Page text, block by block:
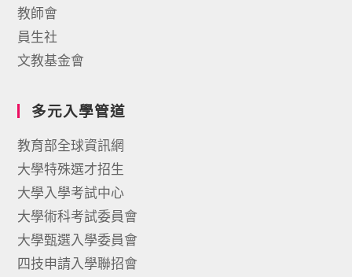
教師會
員生社
文教基金會
多元入學管道
教育部全球資訊網
大學特殊選才招生
大學入學考試中心
大學術科考試委員會
大學甄選入學委員會
四技申請入學聯招會